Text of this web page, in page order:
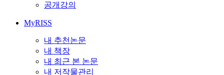
공개강의
MyRISS
내 추천논문
내 책장
내 최근 본 논문
내 저작물관리